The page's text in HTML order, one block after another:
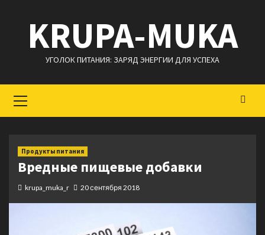
содержимому
KRUPA-MUKA
УГОЛОК ПИТАНИЯ: ЗАРЯД ЭНЕРГИИ ДЛЯ УСПЕХА
меню
Продукты питания
Вредные пищевые добавки
krupa_muka_r 20 сентября 2018